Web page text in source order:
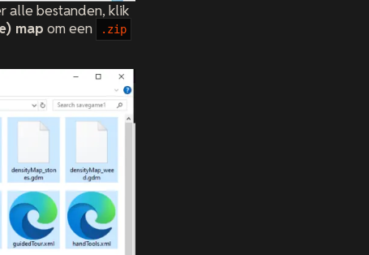
alle bestanden, klik
map om een .zip